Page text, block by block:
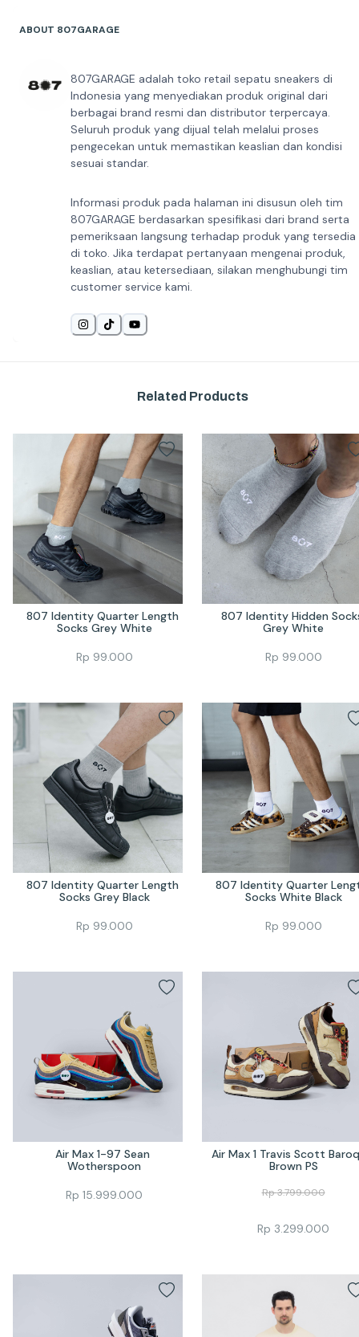
ABOUT 807GARAGE
807GARAGE adalah toko retail sepatu sneakers di
Indonesia yang menyediakan produk original dari
berbagai brand resmi dan distributor terpercaya.
Seluruh produk yang dijual telah melalui proses
pengecekan untuk memastikan keaslian dan kondisi
sesuai standar.
Informasi produk pada halaman ini disusun oleh tim
807GARAGE berdasarkan spesifikasi dari brand serta
pemeriksaan langsung terhadap produk yang tersedia
di toko. Jika terdapat pertanyaan mengenai produk,
keaslian, atau ketersediaan, silakan menghubungi tim
customer service kami.
Related Products
807 Identity Quarter Length
Socks Grey White
Rp 99.000
807 Identity Hidden
Grey White
Rp 99.000
807 Identity Quarter Length
Socks Grey Black
Rp 99.000
807 Identity Quarter
Socks White Black
Rp 99.000
Air Max 1-97 Sean
Wotherspoon
Rp 15.999.000
Air Max 1 Travis Scott
Brown PS
Rp3.799.000
Rp 3.299.000